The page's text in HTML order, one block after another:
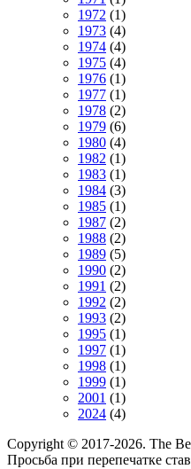
1972 (1)
1973 (4)
1974 (4)
1975 (4)
1976 (1)
1977 (1)
1978 (2)
1979 (6)
1980 (4)
1982 (1)
1983 (1)
1984 (3)
1985 (1)
1987 (2)
1988 (2)
1989 (5)
1990 (2)
1991 (2)
1992 (2)
1993 (2)
1995 (1)
1997 (1)
1998 (1)
1999 (1)
2001 (1)
2024 (4)
Copyright © 2017-2026. The
Просьба при перепечатке